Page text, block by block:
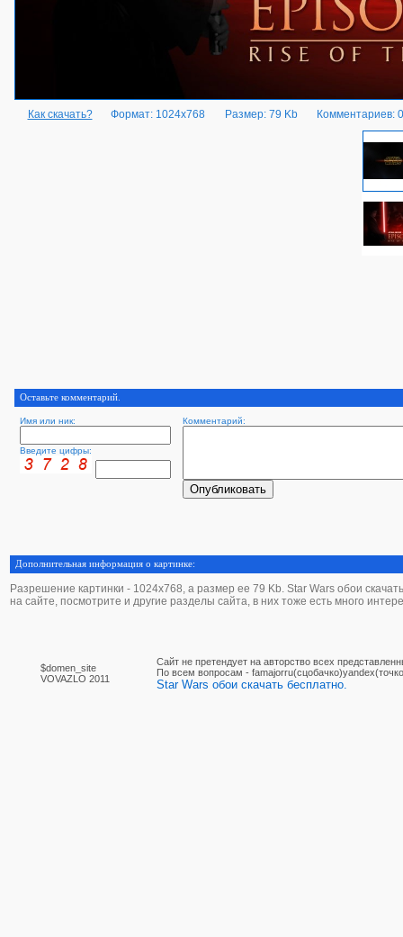
Как скачать? Формат: 1024x768 Размер: 79 Kb Комментариев: 0
Оставьте комментарий.
Имя или ник: Комментарий:
Введите цифры:
Дополнительная информация о картинке:
Разрешение картинки - 1024х768, а размер ее 79 Kb. Star Wars обои
на сайте, посмотрите и другие разделы сайта, в них тоже есть много
$domen_site
VOVAZLO 2011
Сайт не претендует на авторство всех
По вcем вопросам -
Star Wars обои скачать бесплатно.